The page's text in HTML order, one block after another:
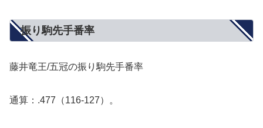
振り駒先手番率
藤井竜王/五冠の振り駒先手番率
通算：.477（116-127）。